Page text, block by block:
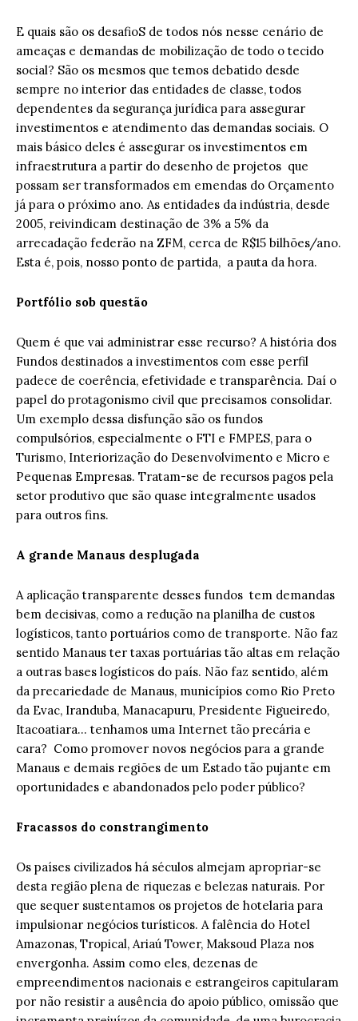
E quais são os desafioS de todos nós nesse cenário de
ameaças e demandas de mobilização de todo o tecido
social? São os mesmos que temos debatido desde
sempre no interior das entidades de classe, todos
dependentes da segurança jurídica para assegurar
investimentos e atendimento das demandas sociais. O
mais básico deles é assegurar os investimentos em
infraestrutura a partir do desenho de projetos que
possam ser transformados em emendas do Orçamento
já para o próximo ano. As entidades da indústria, desde
2005, reivindicam destinação de 3% a 5% da
arrecadação federão na ZFM, cerca de R$15 bilhões/ano.
Esta é, pois, nosso ponto de partida, a pauta da hora.
Portfólio sob questão
Quem é que vai administrar esse recurso? A história dos
Fundos destinados a investimentos com esse perfil
padece de coerência, efetividade e transparência. Daí o
papel do protagonismo civil que precisamos consolidar.
Um exemplo dessa disfunção são os fundos
compulsórios, especialmente o FTI e FMPES, para o
Turismo, Interiorização do Desenvolvimento e Micro e
Pequenas Empresas. Tratam-se de recursos pagos pela
setor produtivo que são quase integralmente usados
para outros fins.
A grande Manaus desplugada
A aplicação transparente desses fundos tem demandas
bem decisivas, como a redução na planilha de custos
logísticos, tanto portuários como de transporte. Não faz
sentido Manaus ter taxas portuárias tão altas em relação
a outras bases logísticos do país. Não faz sentido, além
da precariedade de Manaus, municípios como Rio Preto
da Evac, Iranduba, Manacapuru, Presidente Figueiredo,
Itacoatiara… tenhamos uma Internet tão precária e
cara? Como promover novos negócios para a grande
Manaus e demais regiões de um Estado tão pujante em
oportunidades e abandonados pelo poder público?
Fracassos do constrangimento
Os países civilizados há séculos almejam apropriar-se
desta região plena de riquezas e belezas naturais. Por
que sequer sustentamos os projetos de hotelaria para
impulsionar negócios turísticos. A falência do Hotel
Amazonas, Tropical, Ariaú Tower, Maksoud Plaza nos
envergonha. Assim como eles, dezenas de
empreendimentos nacionais e estrangeiros capitularam
por não resistir a ausência do apoio público, omissão que